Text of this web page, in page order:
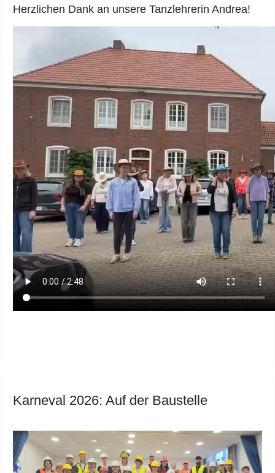
Herzlichen Dank an unsere Tanzlehrerin Andrea!
Karneval 2026: Auf der Baustelle